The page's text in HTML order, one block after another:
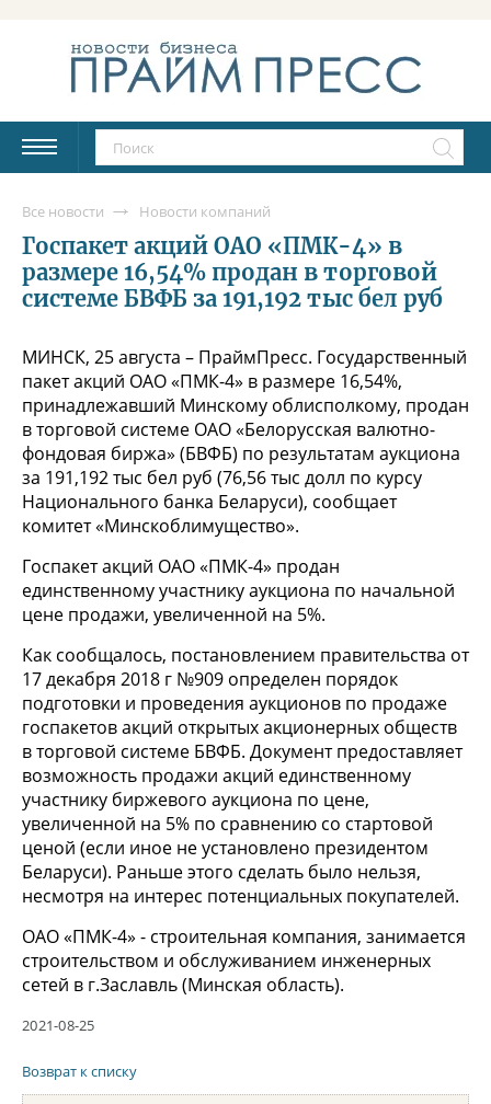
Все новости Новости компаний
Госпакет акций ОАО «ПМК-4» в
размере 16,54% продан в торговой
системе БВФБ за 191,192 тыс бел руб
МИНСК, 25 августа – ПраймПресс. Государственный
пакет акций ОАО «ПМК-4» в размере 16,54%,
принадлежавший Минскому облисполкому, продан
в торговой системе ОАО «Белорусская валютно-
фондовая биржа» (БВФБ) по результатам аукциона
за 191,192 тыс бел руб (76,56 тыс долл по курсу
Национального банка Беларуси), сообщает
комитет «Минскоблимущество».
Госпакет акций ОАО «ПМК-4» продан
единственному участнику аукциона по начальной
цене продажи, увеличенной на 5%.
Как сообщалось, постановлением правительства от
17 декабря 2018 г №909 определен порядок
подготовки и проведения аукционов по продаже
госпакетов акций открытых акционерных обществ
в торговой системе БВФБ. Документ предоставляет
возможность продажи акций единственному
участнику биржевого аукциона по цене,
увеличенной на 5% по сравнению со стартовой
ценой (если иное не установлено президентом
Беларуси). Раньше этого сделать было нельзя,
несмотря на интерес потенциальных покупателей.
ОАО «ПМК-4» - строительная компания, занимается
строительством и обслуживанием инженерных
сетей в г.Заславль (Минская область).
2021-08-25
Возврат к списку